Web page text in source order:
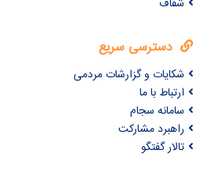
شفاف
دسترسی سریع
شکایات و گزارشات مردمی
ارتباط با ما
سامانه سجام
راهبرد مشارکت
تالار گفتگو